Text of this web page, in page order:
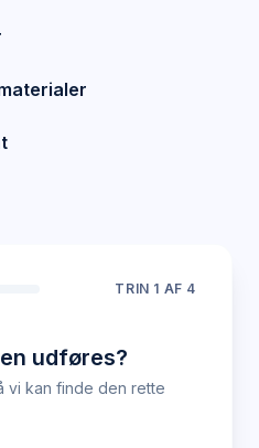
TRIN 1 AF 4
udføres?
vi kan finde den rette